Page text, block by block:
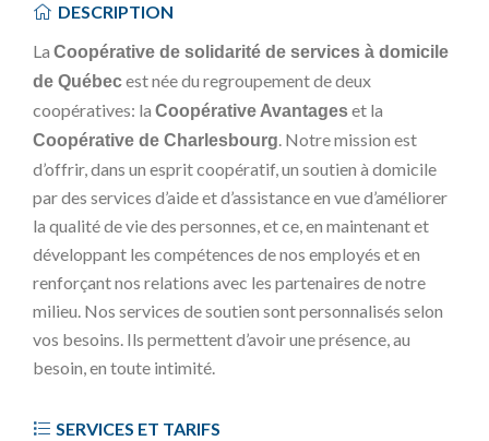
DESCRIPTION
La Coopérative de solidarité de services à domicile
de Québecest née du regroupement de deux
coopératives: la Coopérative Avantageset la
Coopérative de Charlesbourg. Notre mission est
d’offrir, dans un esprit coopératif, un soutien à domicile
par des services d’aide et d’assistance en vue d’améliorer
la qualité de vie des personnes, et ce, en maintenant et
développant les compétences de nos employés et en
renforçant nos relations avec les partenaires de notre
milieu. Nos services de soutien sont personnalisés selon
vos besoins. Ils permettent d’avoir une présence, au
besoin, en toute intimité.
SERVICES ET TARIFS